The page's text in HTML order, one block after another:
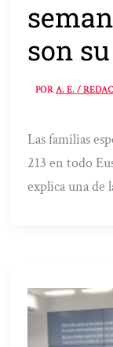
son
PORA. E. /
Las familias
213 en todo
explica una de